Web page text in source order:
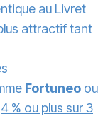
au Livret
attractif tant
Fortuneo ou
4 % ou plus sur 3